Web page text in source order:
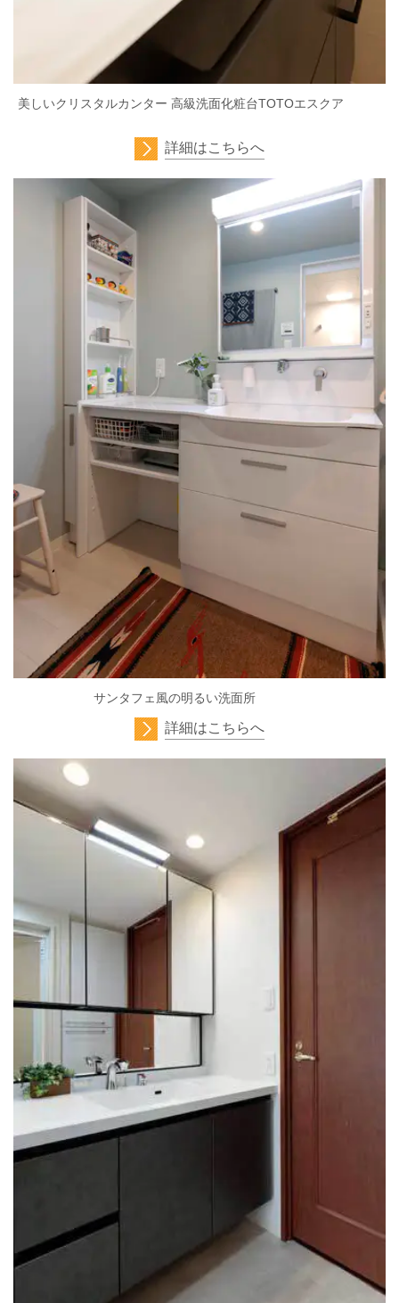
美しいクリスタルカンター 高級洗面化粧台TOTOエスクア
詳細はこちらへ
サンタフェ風の明るい洗面所
詳細はこちらへ